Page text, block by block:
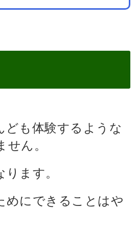
ども体験するような
ん。
ます。
めにできることはや